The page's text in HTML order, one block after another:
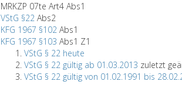
MRKZP 07te Art4 Abs1
VStG §22 Abs2
KFG 1967 §102 Abs1
KFG 1967 §103 Abs1 Z1
VStG § 22 heute
VStG § 22 gültig ab 01.03.2013 zuletzt
VStG § 22 gültig von 01.02.1991 bis